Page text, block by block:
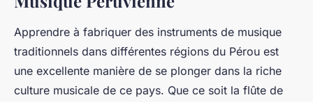
Apprendre à fabriquer des instruments de musique
traditionnels dans différentes régions du Pérou est
une excellente manière de se plonger dans la riche
culture musicale de ce pays. Que ce soit la flûte de